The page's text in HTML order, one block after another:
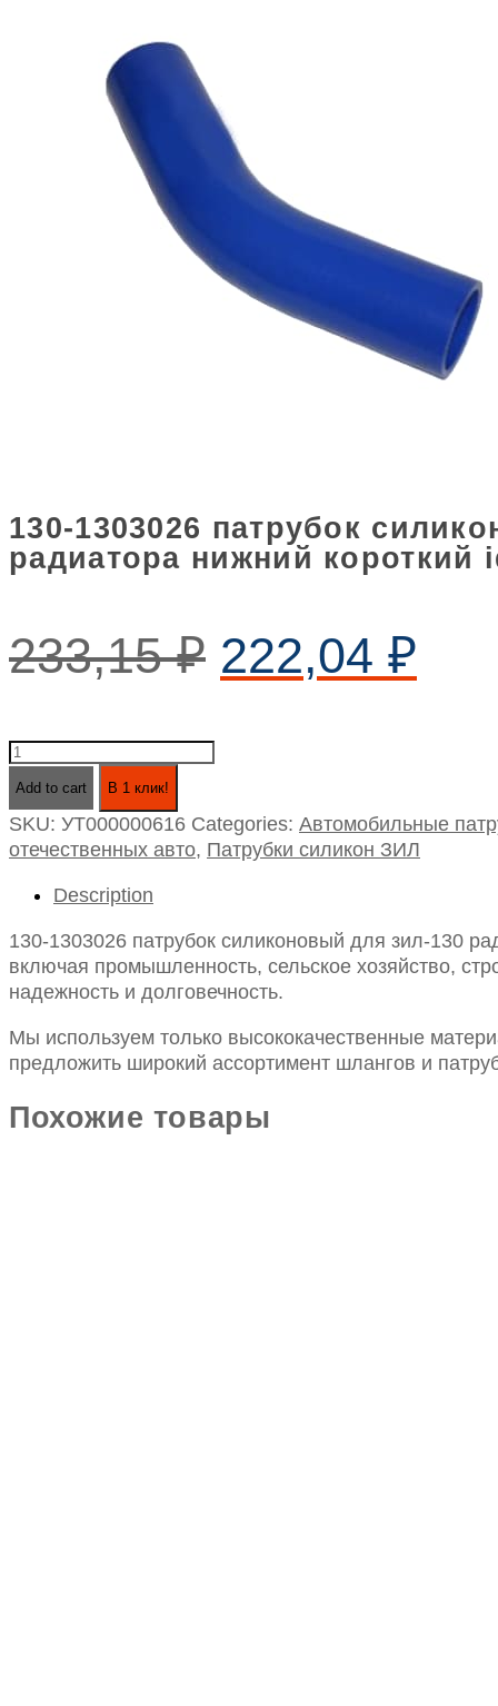
130-1303026 патрубок
радиатора нижний короткий
233,15₽ 222,04 ₽
130-
силиконовый
для
радиатора
нижний
короткий
id50-
155
quantity
Add to cart В 1 клик!
SKU: УТ000000616 Categories: Автомобильные
отечественных авто, Патрубки силикон ЗИЛ
Description
130-1303026 патрубок силиконовый для зил-130
включая промышленность, сельское хозяйство,
надежность и долговечность.
Мы используем только высококачественные
предложить широкий ассортимент шлангов и
Похожие товары